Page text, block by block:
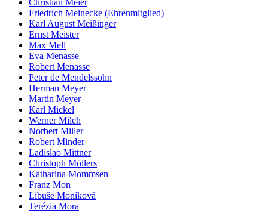
Friedrich Meinecke (Ehrenmitglied)
Karl August Meißinger
Ernst Meister
Max Mell
Eva Menasse
Robert Menasse
Peter de Mendelssohn
Herman Meyer
Martin Meyer
Karl Mickel
Werner Milch
Norbert Miller
Robert Minder
Ladislao Mittner
Christoph Möllers
Katharina Mommsen
Franz Mon
Libuše Moníková
Terézia Mora